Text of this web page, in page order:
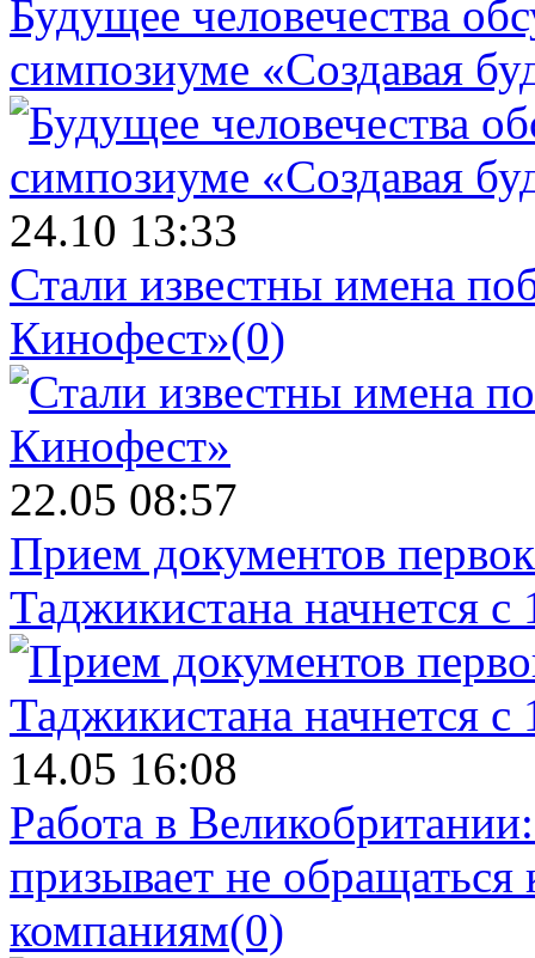
Будущее человечества
симпозиуме «Создавая
24.10 13:33
Стали известны имена
Кинофест»(0)
22.05 08:57
Прием документов
Таджикистана начнется с
14.05 16:08
Работа в
призывает не
компаниям(0)